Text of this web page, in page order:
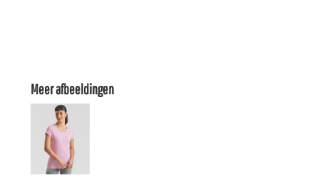
Meer afbeeldingen